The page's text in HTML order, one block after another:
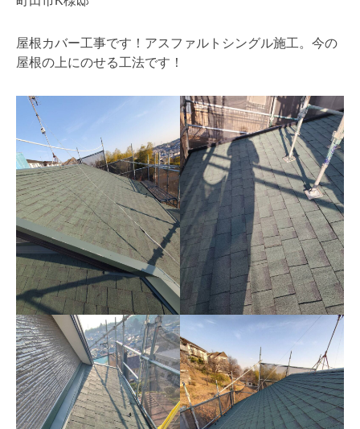
屋根カバー工事です！アスファルトシングル施工。今の
屋根の上にのせる工法です！